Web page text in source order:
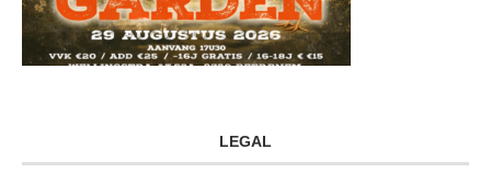
LEGAL